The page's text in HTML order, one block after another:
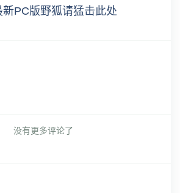
新PC版野狐请猛击此处
没有更多评论了